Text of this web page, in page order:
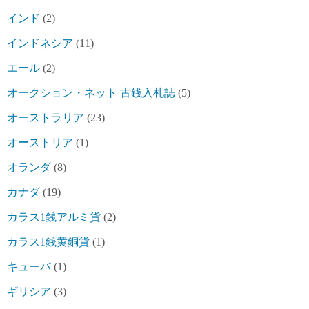
インド (2)
インドネシア (11)
エール (2)
オークション・ネット 古銭入札誌 (5)
オーストラリア (23)
オーストリア (1)
オランダ(8)
カナダ(19)
カラス1銭アルミ貨 (2)
カラス1銭黄銅貨 (1)
キューバ(1)
ギリシア (3)